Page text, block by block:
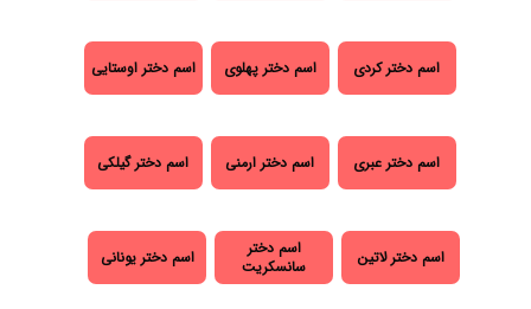
اسم دختر کردی اسم دختر پهلوی اسم دختر اوستایی
اسم دختر عبری اسم دختر ارمنی اسم دختر گیلکی
اسم دختر لاتین
اسم دختر
سانسکریت
اسم دختر یونانی